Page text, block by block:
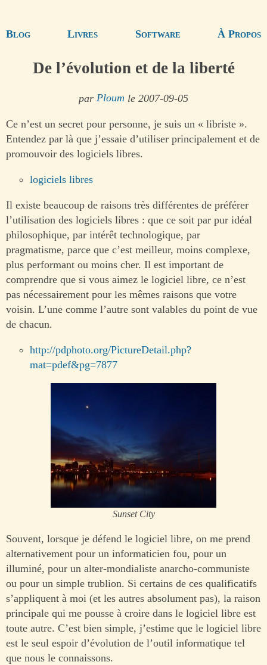
Blog Livres Software À Propos
De l’évolution et de la liberté
par Ploum le 2007-09-05
Ce n’est un secret pour personne, je suis un « libriste ».
Entendez par là que j’essaie d’utiliser principalement et de
promouvoir des logiciels libres.
logiciels libres
Il existe beaucoup de raisons très différentes de préférer
l’utilisation des logiciels libres : que ce soit par pur idéal
philosophique, par intérêt technologique, par
pragmatisme, parce que c’est meilleur, moins complexe,
plus performant ou moins cher. Il est important de
comprendre que si vous aimez le logiciel libre, ce n’est
pas nécessairement pour les mêmes raisons que votre
voisin. L’une comme l’autre sont valables du point de vue
de chacun.
http://pdphoto.org/PictureDetail.php?
mat=pdef&pg=7877
Sunset City
Souvent, lorsque je défend le logiciel libre, on me prend
alternativement pour un informaticien fou, pour un
illuminé, pour un alter-mondialiste anarcho-communiste
ou pour un simple trublion. Si certains de ces qualificatifs
s’appliquent à moi (et les autres absolument pas), la raison
principale qui me pousse à croire dans le logiciel libre est
toute autre. C’est bien simple, j’estime que le logiciel libre
est le seul espoir d’évolution de l’outil informatique tel
que nous le connaissons.